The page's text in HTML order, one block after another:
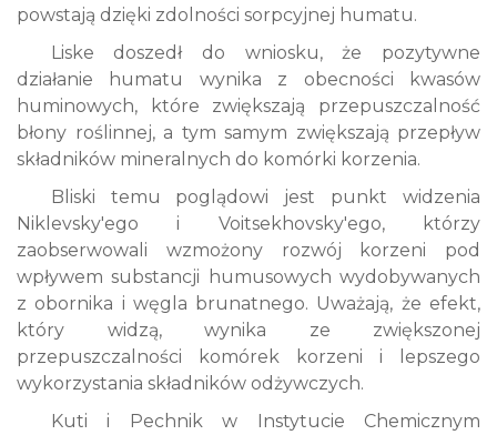
powstają dzięki zdolności sorpcyjnej humatu.
Liske doszedł do wniosku, że pozytywne
działanie humatu wynika z obecności kwasów
huminowych, które zwiększają przepuszczalność
błony roślinnej, a tym samym zwiększają przepływ
składników mineralnych do komórki korzenia.
Bliski temu poglądowi jest punkt widzenia
Niklevsky'ego i Voitsekhovsky'ego, którzy
zaobserwowali wzmożony rozwój korzeni pod
wpływem substancji humusowych wydobywanych
z obornika i węgla brunatnego. Uważają, że efekt,
który widzą, wynika ze zwiększonej
przepuszczalności komórek korzeni i lepszego
wykorzystania składników odżywczych.
Kuti i Pechnik w Instytucie Chemicznym